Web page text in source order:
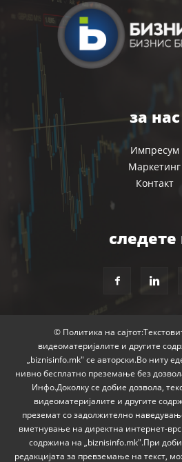
за нас
Импресум
Маркетинг
Контакт
следете
© Политика на
видеоматеријалите и другите
„biznisinfo.mk" се авторски.Во ниту
нивно бесплатно преземање без
Инфо.Доколку се добие дозвола,
видеоматеријалите и другите
преземат со задолжително
вметнување на директна интернет-
содржина на „biznisinfo.mk".При
редакцијата за превземање на текст,